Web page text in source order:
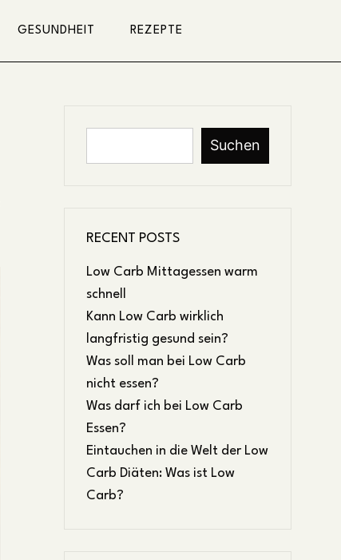
GESUNDHEIT REZEPTE
Suchen
RECENT POSTS
Low Carb Mittagessen warm
schnell
Kann Low Carb wirklich
langfristig gesund sein?
Was soll man bei Low Carb
nicht essen?
Was darf ich bei Low Carb
Essen?
Eintauchen in die Welt der Low
Carb Diäten: Was ist Low
Carb?